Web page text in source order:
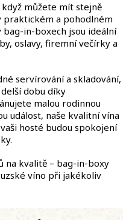
můžete mít stejně
praktickém a pohodlném
bag-in-boxech jsou ideální
oslavy, firemní večírky a
servírování a skladování,
dobu díky
malou rodinnou
událost, naše kvalitní vína
hosté budou spokojení
na kvalitě – bag-in-boxy
víno při jakékoliv